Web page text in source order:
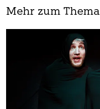
Mehr zum Thema